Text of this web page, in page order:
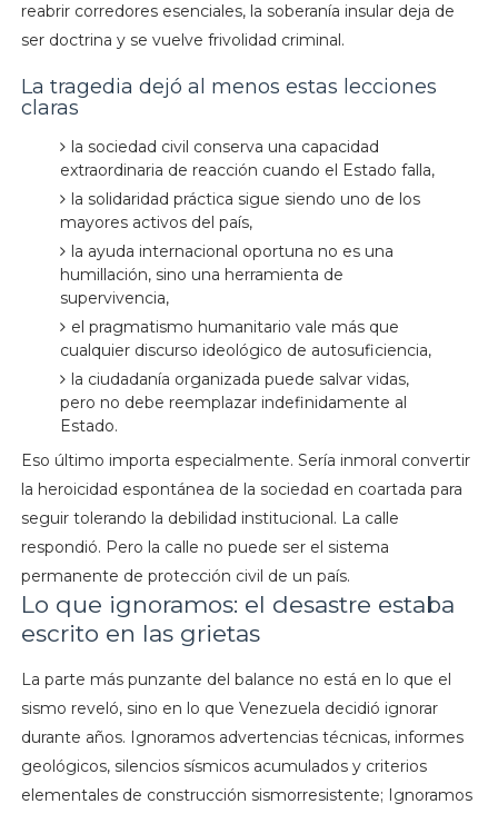
reabrir corredores esenciales, la soberanía insular deja de
ser doctrina y se vuelve frivolidad criminal.
La tragedia dejó al menos estas lecciones
claras
la sociedad civil conserva una capacidad
extraordinaria de reacción cuando el Estado falla,
la solidaridad práctica sigue siendo uno de los
mayores activos del país,
la ayuda internacional oportuna no es una
humillación, sino una herramienta de
supervivencia,
el pragmatismo humanitario vale más que
cualquier discurso ideológico de autosuficiencia,
la ciudadanía organizada puede salvar vidas,
pero no debe reemplazar indefinidamente al
Estado.
Eso último importa especialmente. Sería inmoral convertir
la heroicidad espontánea de la sociedad en coartada para
seguir tolerando la debilidad institucional. La calle
respondió. Pero la calle no puede ser el sistema
permanente de protección civil de un país.
Lo que ignoramos: el desastre estaba
escrito en las grietas
La parte más punzante del balance no está en lo que el
sismo reveló, sino en lo que Venezuela decidió ignorar
durante años. Ignoramos advertencias técnicas, informes
geológicos, silencios sísmicos acumulados y criterios
elementales de construcción sismorresistente; Ignoramos